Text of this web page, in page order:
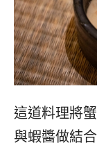
這道料理將
與蝦醬做結